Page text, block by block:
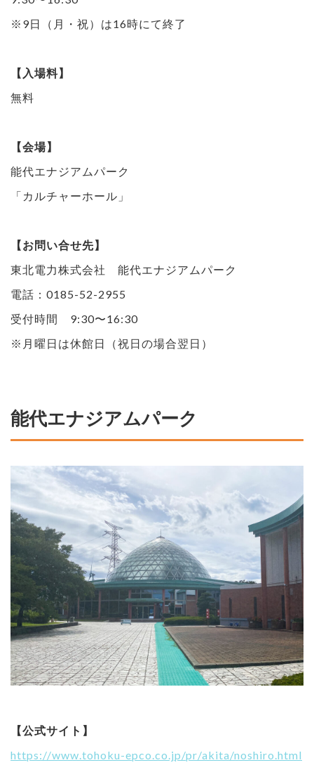
※9日（月・祝）は16時にて終了
【入場料】
無料
【会場】
能代エナジアムパーク
「カルチャーホール」
【お問い合せ先】
東北電力株式会社 能代エナジアムパーク
電話：0185-52-2955
受付時間 9:30〜16:30
※月曜日は休館日（祝日の場合翌日）
能代エナジアムパーク
【公式サイト】
https://www.tohoku-epco.co.jp/pr/akita/noshiro.html